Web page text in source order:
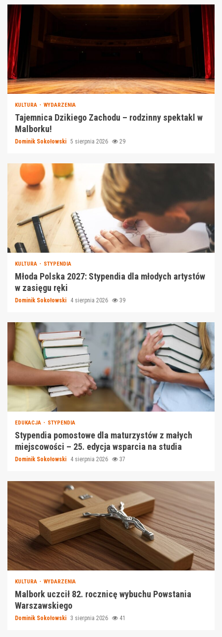
KULTURA WYDARZENIA
Tajemnica Dzikiego Zachodu – rodzinny spektakl w
Malborku!
Dominik Sokołowski 5 sierpnia 2026 29
KULTURA STYPENDIA
Młoda Polska 2027: Stypendia dla młodych artystów
w zasięgu ręki
Dominik Sokołowski 4 sierpnia 2026 39
EDUKACJA STYPENDIA
Stypendia pomostowe dla maturzystów z małych
miejscowości – 25. edycja wsparcia na studia
Dominik Sokołowski 4 sierpnia 2026 37
KULTURA WYDARZENIA
Malbork uczcił 82. rocznicę wybuchu Powstania
Warszawskiego
Dominik Sokołowski 3 sierpnia 2026 41